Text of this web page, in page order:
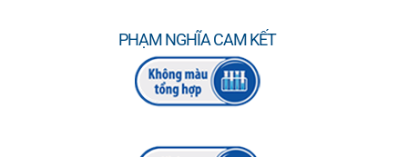
PHẠM NGHĨA CAM KẾT